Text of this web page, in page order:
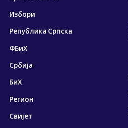
Избори
Република Српска
ФБиХ
Србија
БиХ
Регион
Свијет